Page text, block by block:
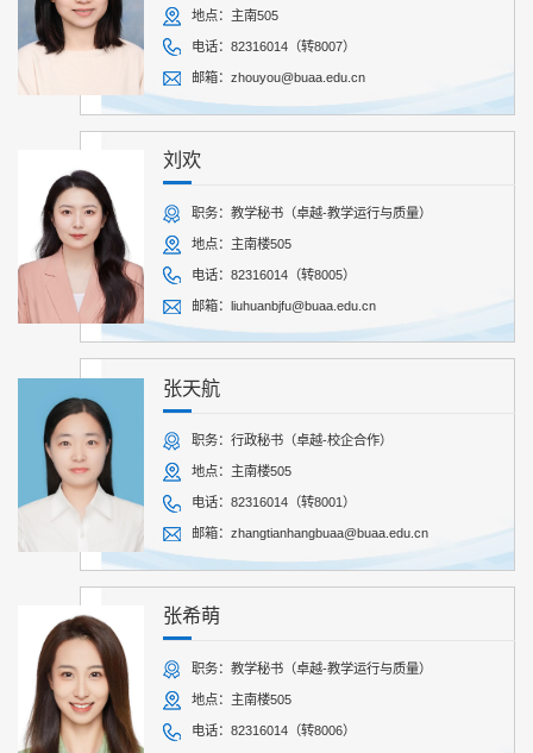
地点：主南505
电话：82316014（转8007）
邮箱：zhouyou@buaa.edu.cn
刘欢
职务：教学秘书（卓越-教学运行与质量）
地点：主南楼505
电话：82316014（转8005）
邮箱：liuhuanbjfu@buaa.edu.cn
张天航
职务：行政秘书（卓越-校企合作）
地点：主南楼505
电话：82316014（转8001）
邮箱：zhangtianhangbuaa@buaa.edu.cn
张希萌
职务：教学秘书（卓越-教学运行与质量）
地点：主南楼505
电话：82316014（转8006）